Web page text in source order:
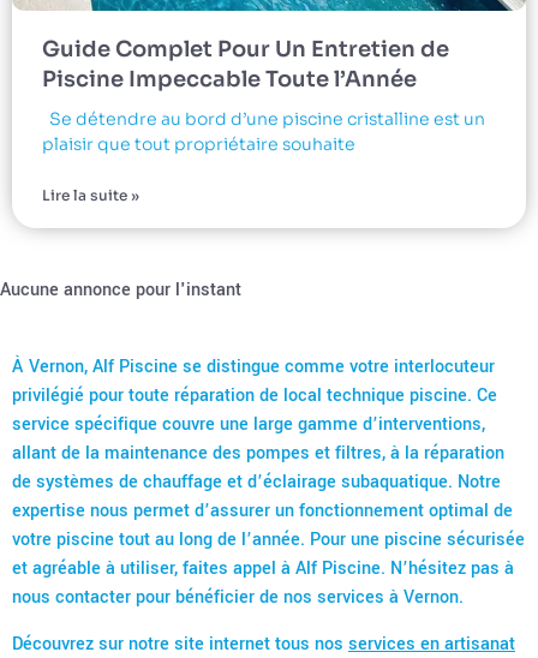
Guide Complet Pour Un Entretien de
Piscine Impeccable Toute l’Année
Se détendre au bord d’une piscine cristalline est un
plaisir que tout propriétaire souhaite
Lire la suite »
Aucune annonce pour l'instant
À Vernon, Alf Piscine se distingue comme votre interlocuteur
privilégié pour toute réparation de local technique piscine. Ce
service spécifique couvre une large gamme d’interventions,
allant de la maintenance des pompes et filtres, à la réparation
de systèmes de chauffage et d’éclairage subaquatique. Notre
expertise nous permet d’assurer un fonctionnement optimal de
votre piscine tout au long de l’année. Pour une piscine sécurisée
et agréable à utiliser, faites appel à Alf Piscine. N’hésitez pas à
nous contacter pour bénéficier de nos services à Vernon.
Découvrez sur notre site internet tous nos services en artisanat